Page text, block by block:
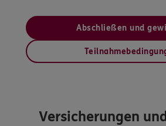
Abschließen und
Versicherungen